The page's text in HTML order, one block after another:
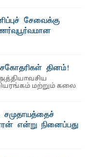
சேவைக்கு
தினம்!
மற்றும் கலை
சமுதாயத்தைச்
என்று நினைப்பது